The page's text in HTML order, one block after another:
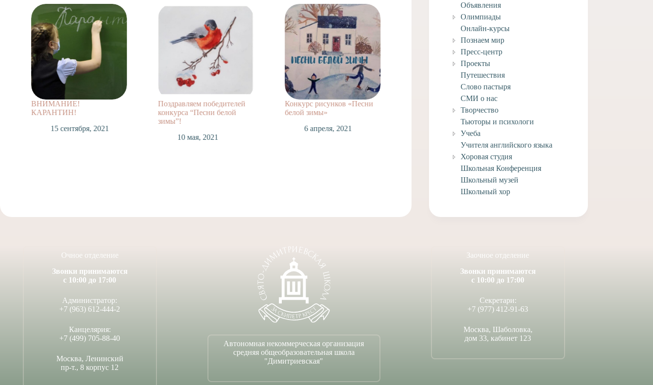
ВНИМАНИЕ!
КАРАНТИН!
15 сентября, 2021
Поздравляем победителей
конкурса “Песни белой
зимы”!
10 мая, 2021
Конкурс рисунков «Песни
белой зимы»
6 апреля, 2021
ВНИМАНИЕ! Карантин!
1 марта, 2021
Объявления
Олимпиады
Онлайн-курсы
Познаем мир
Пресс-центр
Проекты
Путешествия
Слово пастыря
СМИ о нас
Творчество
Тьюторы и психологи
Учеба
Учителя английского языка
Хоровая студия
Школьная Конференция
Школьный музей
Школьный хор
Очное отделение
Звонки принимаются
с 10:00 до 17:00
Администратор:
+7 (963) 612-444-2
Канцелярия:
+7 (499) 705-88-40
Москва, Ленинский
пр-т., 8 корпус 12
Автономная некоммерческая организация
средняя общеобразовательная школа
"Димитриевская"
Заочное отделение
Звонки принимаются
с 10:00 до 17:00
Секретари:
+7 (977) 412-91-63
Москва, Шаболовка,
дом 33, кабинет 123